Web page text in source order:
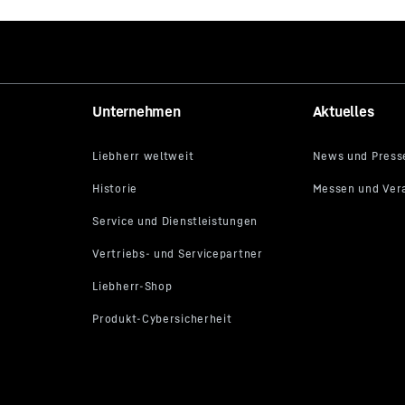
Unternehmen Aktuelles